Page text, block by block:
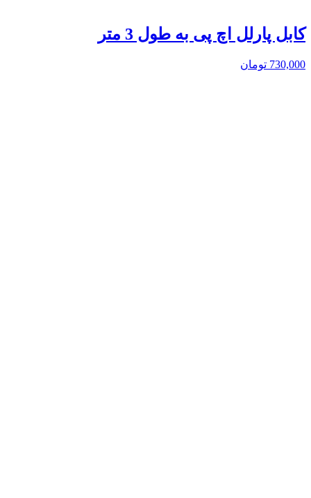
کابل پارلل اچ پی به طول 3 متر
730,000 تومان